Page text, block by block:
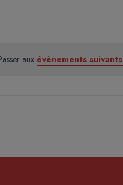
aux évènements suivants